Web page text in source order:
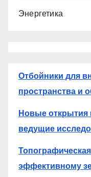
Энергетика
Отбойники для
пространства и
Новые открытия
ведущие
эффективному